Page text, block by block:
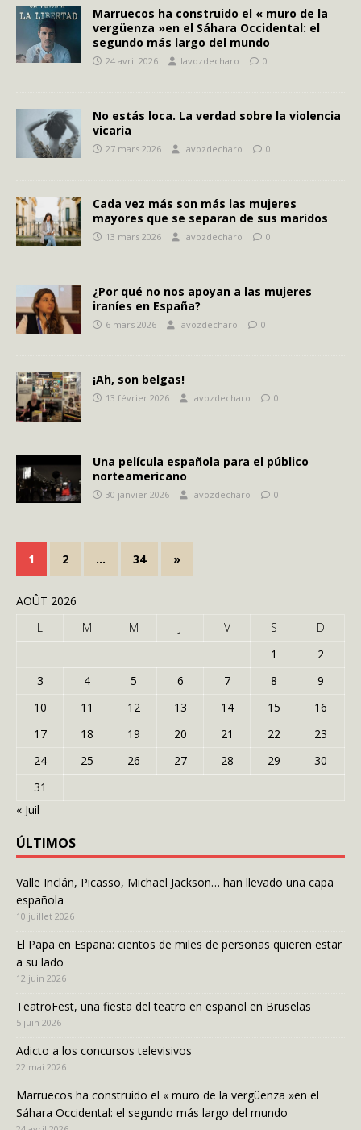
Marruecos ha construido el « muro de la
vergüenza »en el Sáhara Occidental: el
segundo más largo del mundo
24 avril 2026 lavozdecharo 0
No estás loca. La verdad sobre la violencia
vicaria
27 mars 2026 lavozdecharo 0
Cada vez más son más las mujeres
mayores que se separan de sus maridos
13 mars 2026 lavozdecharo 0
¿Por qué no nos apoyan a las mujeres
iraníes en España?
6 mars 2026 lavozdecharo 0
¡Ah, son belgas!
13 février 2026 lavozdecharo 0
Una película española para el público
norteamericano
30 janvier 2026 lavozdecharo 0
1 2 … 34 »
AOÛT 2026
L
M M J V S
D
1
2
3
4 5 6 7 8
9
10
11 12 13 14 15
16
17
18 19 20 21 22
23
24
25 26 27 28 29
30
31
« Juil
ÚLTIMOS
Valle Inclán, Picasso, Michael Jackson… han llevado una capa
española
10 juillet 2026
El Papa en España: cientos de miles de personas quieren estar
a su lado
12 juin 2026
TeatroFest, una fiesta del teatro en español en Bruselas
5 juin 2026
Adicto a los concursos televisivos
22 mai 2026
Marruecos ha construido el « muro de la vergüenza »en el
Sáhara Occidental: el segundo más largo del mundo